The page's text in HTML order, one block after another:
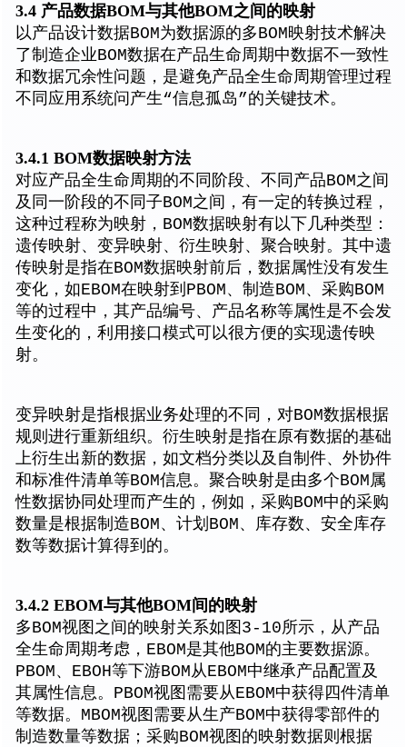
3.4 产品数据BOM与其他BOM之间的映射
以产品设计数据BOM为数据源的多BOM映射技术解决
了制造企业BOM数据在产品生命周期中数据不一致性
和数据冗余性问题，是避免产品全生命周期管理过程
不同应用系统问产生“信息孤岛”的关键技术。
3.4.1 BOM数据映射方法
对应产品全生命周期的不同阶段、不同产品BOM之间
及同一阶段的不同子BOM之间，有一定的转换过程，
这种过程称为映射，BOM数据映射有以下几种类型：
遗传映射、变异映射、衍生映射、聚合映射。其中遗
传映射是指在BOM数据映射前后，数据属性没有发生
变化，如EBOM在映射到PBOM、制造BOM、采购BOM
等的过程中，其产品编号、产品名称等属性是不会发
生变化的，利用接口模式可以很方便的实现遗传映
射。
变异映射是指根据业务处理的不同，对BOM数据根据
规则进行重新组织。衍生映射是指在原有数据的基础
上衍生出新的数据，如文档分类以及自制件、外协件
和标准件清单等BOM信息。聚合映射是由多个BOM属
性数据协同处理而产生的，例如，采购BOM中的采购
数量是根据制造BOM、计划BOM、库存数、安全库存
数等数据计算得到的。
3.4.2 EBOM与其他BOM间的映射
多BOM视图之间的映射关系如图3-10所示，从产品
全生命周期考虑，EBOM是其他BOM的主要数据源。
PBOM、EBOH等下游BOM从EBOM中继承产品配置及
其属性信息。PBOM视图需要从EBOM中获得四件清单
等数据。MBOM视图需要从生产BOM中获得零部件的
制造数量等数据；采购BOM视图的映射数据则根据